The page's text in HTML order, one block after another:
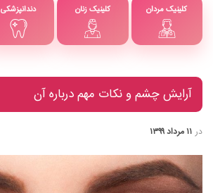
دندانپزشکی کلینیک زنان کلینیک مردان
آرایش چشم و نکات مهم درباره آن
در ۱۱ مرداد ۱۳۹۹